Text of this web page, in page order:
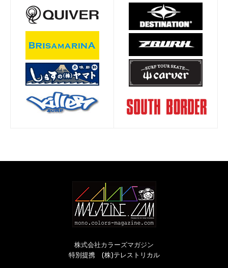
株式会社カラーズマガジン
特別提携 (株)テレストリカル